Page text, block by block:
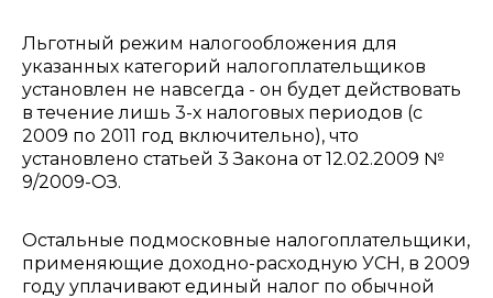
Льготный режим налогообложения для
указанных категорий налогоплательщиков
установлен не навсегда - он будет действовать
в течение лишь 3-х налоговых периодов (с
2009 по 2011 год включительно), что
установлено статьей 3 Закона от 12.02.2009 №
9/2009-ОЗ.
Остальные подмосковные налогоплательщики,
применяющие доходно-расходную УСН, в 2009
году уплачивают единый налог по обычной